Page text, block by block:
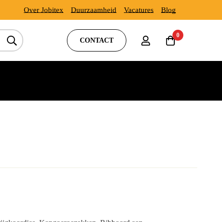
Over Jobitex Duurzaamheid Vacatures Blog
CONTACT
0